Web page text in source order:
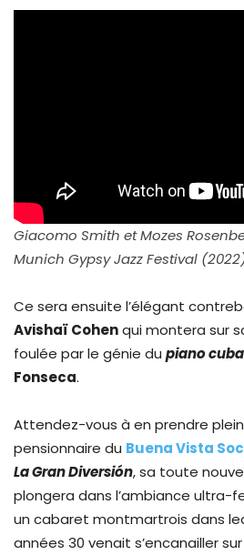
Giacomo Smith et Mozes
Munich Gypsy Jazz Festival
Ce sera ensuite l’élégant
Avishaï Cohenqui montera sur
foulée par le génie du piano
Fonseca.
Attendez-vous à en prendre plein
pensionnaire du Buena Vista
La Gran Diversión, sa toute
plongera dans l’ambiance ultra-
un cabaret montmartrois dans
années 30 venait s’encanailler